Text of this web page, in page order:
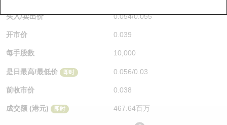
买入/卖出价 0.054/0.055
开市价 0.039
每手股数 10,000
是日最高/最低价 即时 0.056/0.03
前收市价 0.038
成交额 (港元) 即时 467.64百万
认股证分析仪
认股证速算机
认股证/牛熊证日志
认股证文件及公告
新发行瑞银牛熊证
已收回牛熊证剩余价值
牛熊证到期结算价查找
牛熊证分析仪
街货统计
三十大平均引伸波幅
科指成份股
相关资产沽空
中资ETFs溢价比较
AH 股价对照
牛熊证投资者教育
认股证牛熊证常问问题